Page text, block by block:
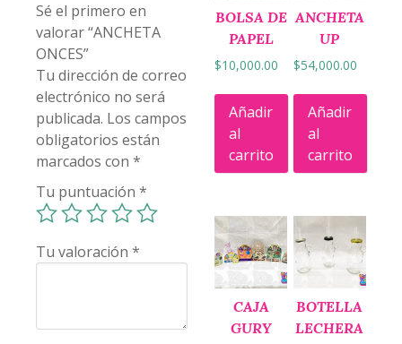
Sé el primero en
valorar “ANCHETA
ONCES”
Tu dirección de correo
electrónico no será
publicada. Los campos
obligatorios están
marcados con *
Tu puntuación *
Tu valoración *
BOLSA DE
PAPEL
$10,000.00
Añadir
al
carrito
ANCHETA
UP
$54,000.00
Añadir
al
carrito
CAJA
GURY
BOTELLA
LECHERA